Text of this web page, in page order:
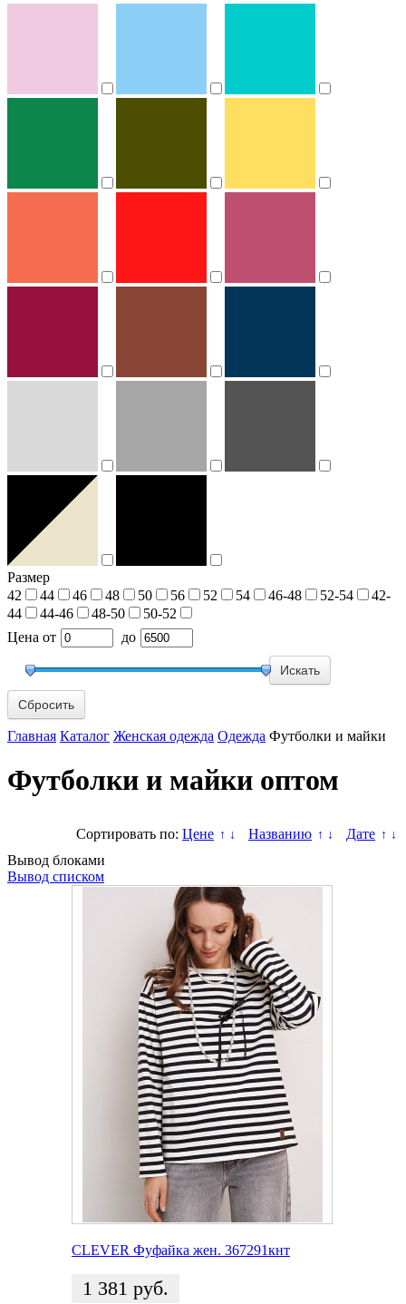
Размер
42
44 46 48 50 56 52 54 46-48 52-54
42-
44
44-46 48-50
50-52
Цена от до
Сбросить
Главная Каталог Женская одежда Одежда Футболки и майки
Футболки и майки оптом
Сортировать по: Цене ↑ ↓ Названию ↑ ↓ Дате ↑ ↓
Вывод блоками
Вывод списком
CLEVER Фуфайка жен. 367291кнт
1 381 руб.